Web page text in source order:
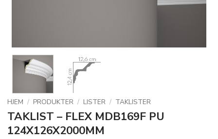
HJEM / PRODUKTER / LISTER / TAKLISTER
TAKLIST – FLEX MDB169F PU
124X126X2000MM